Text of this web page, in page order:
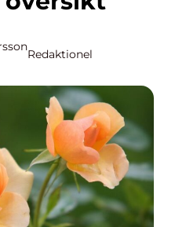
Redaktionel